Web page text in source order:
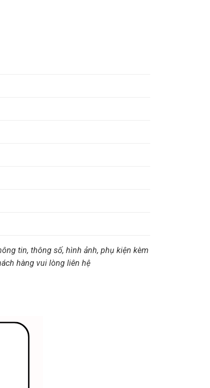
tin, thông số, hình ảnh, phụ kiện kèm
hàng vui lòng liên hệ